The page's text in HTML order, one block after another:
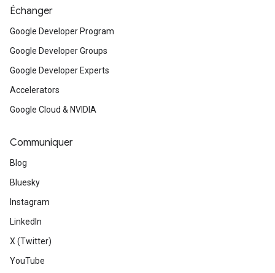
Échanger
Google Developer Program
Google Developer Groups
Google Developer Experts
Accelerators
Google Cloud & NVIDIA
Communiquer
Blog
Bluesky
Instagram
LinkedIn
X (Twitter)
YouTube